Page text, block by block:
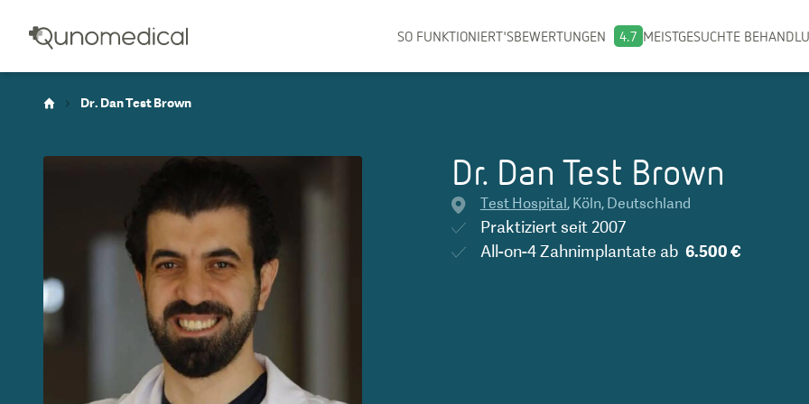
SO FUNKTIONIERT'SBEWERTUNGEN 4.7 MEISTGESUCHTE
Dr. Dan Test Brown
Dr. Dan Test Brown
Test Hospital, Köln, Deutschland
Praktiziert seit 2007
All-on-4 Zahnimplantate ab 6.500 €